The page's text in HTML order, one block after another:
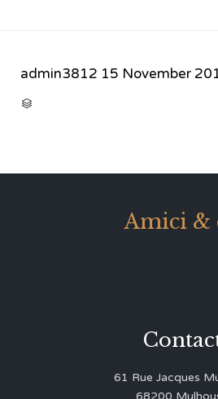
admin3812 15 November

Amici &
61 Rue Jacques